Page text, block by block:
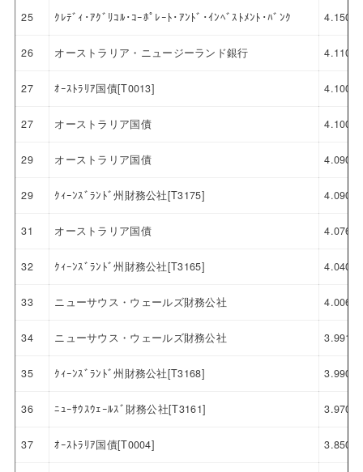
25 ｸﾚﾃﾞｨ･ｱｸﾞﾘｺﾙ･ｺｰﾎﾟﾚｰﾄ･ｱﾝﾄﾞ･ｲﾝﾍﾞｽﾄﾒﾝﾄ･ﾊﾞﾝｸ 4.150
26 オーストラリア・ニュージーランド銀行 4.110
27 ｵｰｽﾄﾗﾘｱ国債[T0013] 4.100
27 オーストラリア国債 4.100
29 オーストラリア国債 4.090
29 ｸｨｰﾝｽﾞﾗﾝﾄﾞ州財務公社[T3175] 4.090
31 オーストラリア国債 4.076
32 ｸｨｰﾝｽﾞﾗﾝﾄﾞ州財務公社[T3165] 4.040
33 ニューサウス・ウェールズ財務公社 4.006
34 ニューサウス・ウェールズ財務公社 3.991
35 ｸｨｰﾝｽﾞﾗﾝﾄﾞ州財務公社[T3168] 3.990
36 ﾆｭｰｻｳｽｳｪｰﾙｽﾞ財務公社[T3161] 3.970
37 ｵｰｽﾄﾗﾘｱ国債[T0004] 3.850